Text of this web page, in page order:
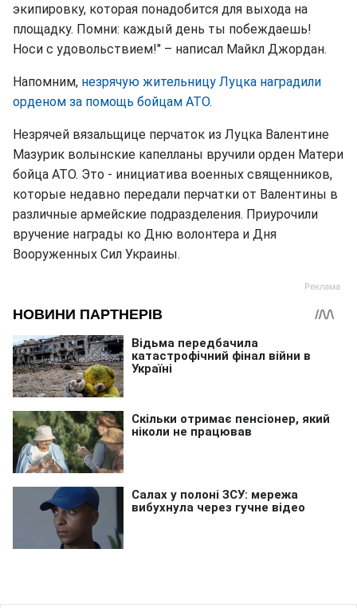
экипировку, которая понадобится для выхода на
площадку. Помни: каждый день ты побеждаешь!
Носи с удовольствием!" – написал Майкл Джордан.
Напомним, незрячую жительницу Луцка наградили
орденом за помощь бойцам АТО.
Незрячей вязальщице перчаток из Луцка Валентине
Мазурик волынские капелланы вручили орден Матери
бойца АТО. Это - инициатива военных священников,
которые недавно передали перчатки от Валентины в
различные армейские подразделения. Приурочили
вручение награды ко Дню волонтера и Дня
Вооруженных Сил Украины.